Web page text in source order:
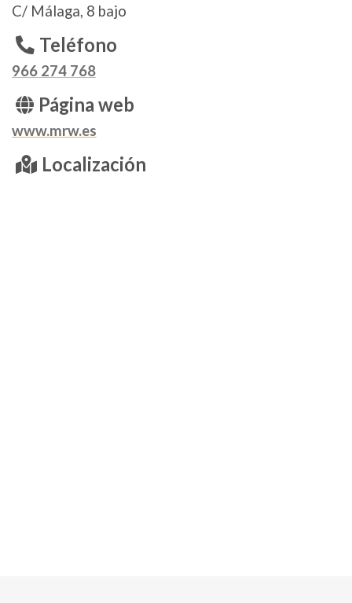
C/ Málaga, 8 bajo
Teléfono
966 274 768
Página web
www.mrw.es
Localización